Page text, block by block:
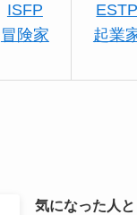
ISFP
冒険家
ESTP
起業
気になった人